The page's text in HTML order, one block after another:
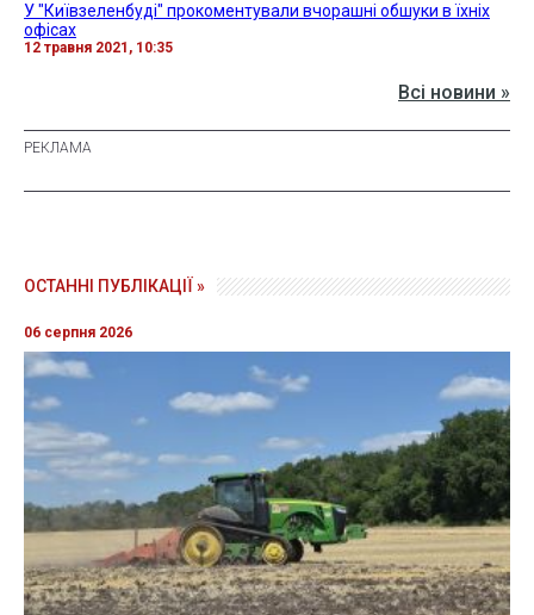
У "Київзеленбуді" прокоментували вчорашні обшуки в їхніх
офісах
12 травня 2021, 10:35
Всі новини »
ОСТАННІ ПУБЛІКАЦІЇ »
06 серпня 2026